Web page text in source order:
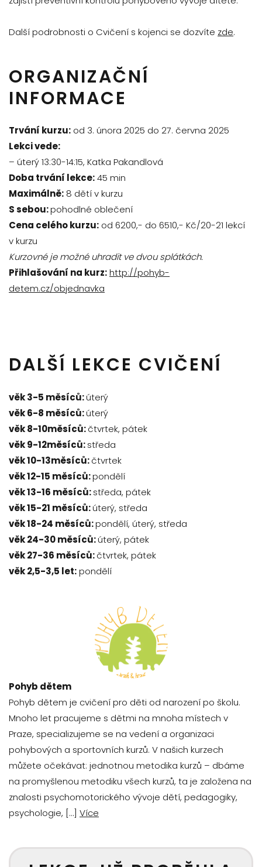
Další podrobnosti o Cvičení s kojenci se dozvíte zde.
ORGANIZAČNÍ
INFORMACE
Trvání kurzu: od 3. února 2025 do 27. června 2025
Lekci vede:
– úterý 13:30-14:15, Katka Pakandlová
Doba trvání lekce:45 min
Maximálně: 8 dětí v kurzu
S sebou:pohodlné oblečení
Cena celého kurzu: od 6200,- do 6510,- Kč/20-21 lekcí
v kurzu
Kurzovné je možné uhradit ve dvou splátkách.
Přihlašování na kurz:http://pohyb-
detem.cz/objednavka
DALŠÍ LEKCE CVIČENÍ
věk 3-5 měsíců:úterý
věk 6-8 měsíců:úterý
věk 8-10měsíců:čtvrtek, pátek
věk 9-12měsíců:středa
věk 10-13měsíců:čtvrtek
věk 12-15 měsíců:pondělí
věk 13-16 měsíců:středa, pátek
věk 15-21 měsíců:úterý, středa
věk 18-24 měsíců:pondělí, úterý, středa
věk 24-30 měsíců:úterý, pátek
věk 27-36 měsíců:čtvrtek, pátek
věk 2,5-3,5 let:pondělí
Pohyb dětem
Pohyb dětem je cvičení pro děti od narození po školu.
Mnoho let pracujeme s dětmi na mnoha místech v
Praze, specializujeme se na vedení a organizaci
pohybových a sportovních kurzů. V našich kurzech
můžete očekávat: jednotnou metodika kurzů – dbáme
na promyšlenou metodiku všech kurzů, ta je založena na
znalosti psychomotorického vývoje dětí, pedagogiky,
psychologie, […] Více